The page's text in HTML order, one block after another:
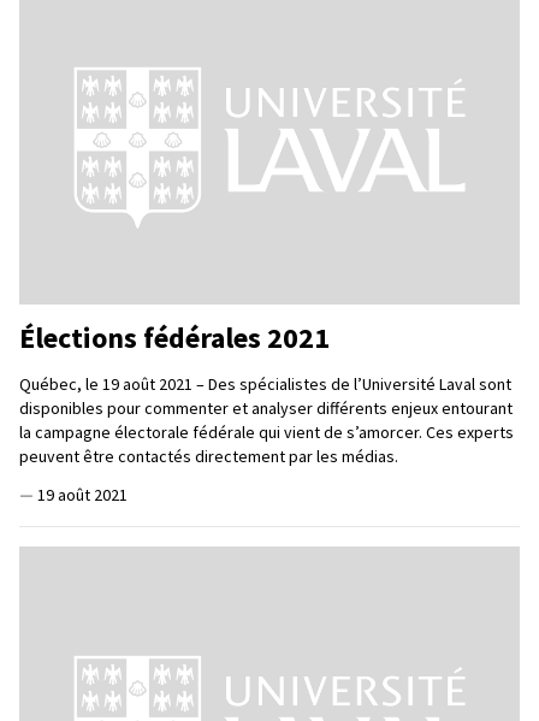
Élections fédérales 2021
Québec, le 19 août 2021 – Des spécialistes de l’Université Laval sont
disponibles pour commenter et analyser différents enjeux entourant
la campagne électorale fédérale qui vient de s’amorcer. Ces experts
peuvent être contactés directement par les médias.
— 19 août 2021